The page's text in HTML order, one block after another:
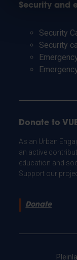
Security and
Security
Security
Donate to
As an Urban
an active
education and
Support our
Donate